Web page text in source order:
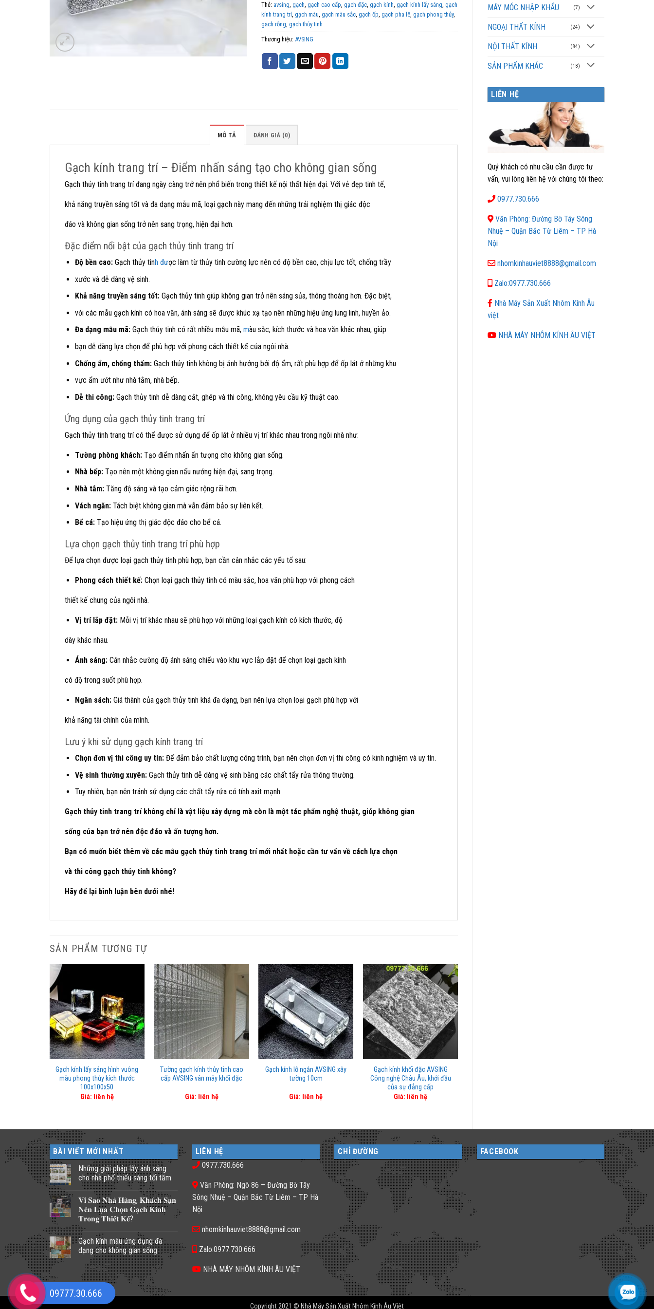
MÁY MÓC NHẬP KHẨU (7)
NGOẠI THẤT KÍNH (24)
NỘI THẤT KÍNH (84)
SẢN PHẨM KHÁC (18)
LIÊN HỆ
Quý khách có nhu cầu cần được tư
vấn, vui lòng liên hệ với chúng tôi theo:
0977.730.666
Văn Phòng: Đường Bờ Tây Sông
Nhuệ – Quận Bắc Từ Liêm – TP Hà
Nội
nhomkinhauviet8888@gmail.com
Zalo:0977.730.666
Nhà Máy Sản Xuất Nhôm Kính Âu
việt
NHÀ MÁY NHÔM KÍNH ÂU VIỆT
Thẻ: avsing gạch gạch cao cấp gạch đặc, gạch kính gạch kính lấy sáng gạch
kính trang trí, gạch màu gạch màu sắc, gạch ốp gạch pha lê, gạch phong thủy,
gạch rỗng gạch thủy tinh
Thương hiệu: AVSING
MÔ TẢ ĐÁNH GIÁ (0)
Gạch kính trang trí – Điểm nhấn sáng tạo cho không gian sống
Gạch thủy tinh trang trí đang ngày càng trở nên phổ biến trong thiết kế nội thất hiện đại. Với vẻ đẹp tinh tế,
khả năng truyền sáng tốt và đa dạng mẫu mã, loại gạch này mang đến những trải nghiệm thị giác độc
đáo và không gian sống trở nên sang trọng, hiện đại hơn.
Đặc điểm nổi bật của gạch thủy tinh trang trí
Độ bền cao:Gạch thủy tinh được làm từ thủy tinh cường lực nên có độ bền cao, chịu lực tốt, chống trầy
xước và dễ dàng vệ sinh.
Khả năng truyền sáng tốt:Gạch thủy tinh giúp không gian trở nên sáng sủa, thông thoáng hơn. Đặc biệt,
với các mẫu gạch kính có hoa văn, ánh sáng sẽ được khúc xạ tạo nên những hiệu ứng lung linh, huyền ảo.
Đa dạng mẫu mã:Gạch thủy tinh có rất nhiều mẫu mã,màu sắc, kích thước và hoa văn khác nhau, giúp
bạn dễ dàng lựa chọn để phù hợp với phong cách thiết kế của ngôi nhà.
Chống ẩm, chống thấm:Gạch thủy tinh không bị ảnh hưởng bởi độ ẩm, rất phù hợp để ốp lát ở những khu
vực ẩm ướt như nhà tắm, nhà bếp.
Dễ thi công:Gạch thủy tinh dễ dàng cắt, ghép và thi công, không yêu cầu kỹ thuật cao.
Ứng dụng của gạch thủy tinh trang trí
Gạch thủy tinh trang trí có thể được sử dụng để ốp lát ở nhiều vị trí khác nhau trong ngôi nhà như:
Tường phòng khách:Tạo điểm nhấn ấn tượng cho không gian sống.
Nhà bếp:Tạo nên một không gian nấu nướng hiện đại, sang trọng.
Nhà tắm:Tăng độ sáng và tạo cảm giác rộng rãi hơn.
Vách ngăn:Tách biệt không gian mà vẫn đảm bảo sự liên kết.
Bể cá:Tạo hiệu ứng thị giác độc đáo cho bể cá.
Lựa chọn gạch thủy tinh trang trí phù hợp
Để lựa chọn được loại gạch thủy tinh phù hợp, bạn cần cân nhắc các yếu tố sau:
Phong cách thiết kế:Chọn loại gạch thủy tinh có màu sắc, hoa văn phù hợp với phong cách
thiết kế chung của ngôi nhà.
Vị trí lắp đặt:Mỗi vị trí khác nhau sẽ phù hợp với những loại gạch kính có kích thước, độ
dày khác nhau.
Ánh sáng:Cân nhắc cường độ ánh sáng chiếu vào khu vực lắp đặt để chọn loại gạch kính
có độ trong suốt phù hợp.
Ngân sách:Giá thành của gạch thủy tinh khá đa dạng, bạn nên lựa chọn loại gạch phù hợp với
khả năng tài chính của mình.
Lưu ý khi sử dụng gạch kính trang trí
Chọn đơn vị thi công uy tín:Để đảm bảo chất lượng công trình, bạn nên chọn đơn vị thi công có kinh nghiệm và uy tín.
Vệ sinh thường xuyên:Gạch thủy tinh dễ dàng vệ sinh bằng các chất tẩy rửa thông thường.
Tuy nhiên, bạn nên tránh sử dụng các chất tẩy rửa có tính axit mạnh.
Gạch thủy tinh trang trí không chỉ là vật liệu xây dựng mà còn là một tác phẩm nghệ thuật, giúp không gian
sống của bạn trở nên độc đáo và ấn tượng hơn.
Bạn có muốn biết thêm về các mẫu gạch thủy tinh trang trí mới nhất hoặc cần tư vấn về cách lựa chọn
và thi công gạch thủy tinh không?
Hãy để lại bình luận bên dưới nhé!
SẢN PHẨM TƯƠNG TỰ
Gạch kính lấy sáng hình vuông
màu phong thủy kích thước
100x100x50
Giá: liên hệ
Tường gạch kính thủy tinh cao
cấp AVSING vân mây khối đặc
Giá: liên hệ
Gạch kính lỗ ngắn AVSING xây
tường 10cm
Giá: liên hệ
Gạch kính khối đặc AVSING
Công nghệ Châu Âu, khởi đầu
của sự đẳng cấp
Giá: liên hệ
BÀI VIẾT MỚI NHẤT
Những giải pháp lấy ánh sáng
cho nhà phố thiếu sáng tối tăm
Không
bình
luận
ở
Những
giải
pháp
lấy
ánh
sáng
nhà
phố
thiếu
sáng
tối
tăm
𝐕𝐢̀ 𝐒𝐚𝐨 𝐍𝐡𝐚̀ 𝐇𝐚̀𝐧𝐠, 𝐊𝐡𝐚́𝐜𝐡 𝐒𝐚̣𝐧
𝐍𝐞̂𝐧 𝐋𝐮̛̣𝐚 𝐂𝐡𝐨̣𝐧 𝐆𝐚̣𝐜𝐡 𝐊𝐢́𝐧𝐡
𝐓𝐫𝐨𝐧𝐠 𝐓𝐡𝐢𝐞̂́𝐭 𝐊𝐞̂́?
Không
có
bình
luận
ở
𝐒𝐚𝐨
𝐍𝐡𝐚̀
𝐇𝐚̀𝐧𝐠,
𝐒𝐚̣𝐧
𝐍𝐞̂𝐧
𝐋𝐮̛̣𝐚
Gạch kính màu ứng dụng đa
dạng cho không gian sống
Không
bình
luận
Gạch
kính
màu
LIÊN HỆ
0977.730.666
Văn Phòng: Ngõ 86 – Đường Bờ Tây
Sông Nhuệ – Quận Bắc Từ Liêm – TP Hà
Nội
nhomkinhauviet8888@gmail.com
Zalo:0977.730.666
NHÀ MÁY NHÔM KÍNH ÂU VIỆT
CHỈ ĐƯỜNG FACEBOOK
Copyright 2021 © Nhà Máy Sản Xuất Nhôm Kính Âu Việt
09777.30.666